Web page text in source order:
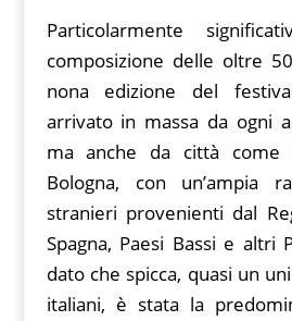
Particolarmente
composizione delle oltre
nona edizione del
arrivato in massa da ogni
ma anche da città come
Bologna, con un’ampia
stranieri provenienti dal
Spagna, Paesi Bassi e altri
dato che spicca, quasi un
italiani, è stata la